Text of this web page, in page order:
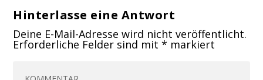
Hinterlasse eine Antwort
Deine E-Mail-Adresse wird nicht veröffentlicht.
Erforderliche Felder sind mit* markiert